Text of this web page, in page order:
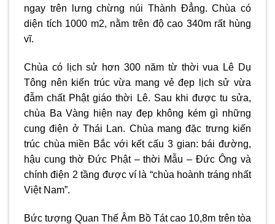
ngay trên lưng chừng núi Thành Đẳng. Chùa có
diện tích 1000 m2, nằm trên độ cao 340m rất hùng
vĩ.
Chùa có lịch sử hơn 300 năm từ thời vua Lê Dụ
Tông nên kiến trúc vừa mang vẻ đẹp lịch sử vừa
đẫm chất Phật giáo thời Lê. Sau khi được tu sửa,
chùa Ba Vàng hiện nay đẹp không kém gì những
cung điện ở Thái Lan. Chùa mang đặc trưng kiến
trúc chùa miền Bắc với kết cấu 3 gian: bái đường,
hậu cung thờ Đức Phật – thời Mẫu – Đức Ông và
chính điện 2 tầng được ví là “chùa hoành tráng nhất
Việt Nam”.
Bức tượng Quan Thế Âm Bồ Tát cao 10,8m trên tòa